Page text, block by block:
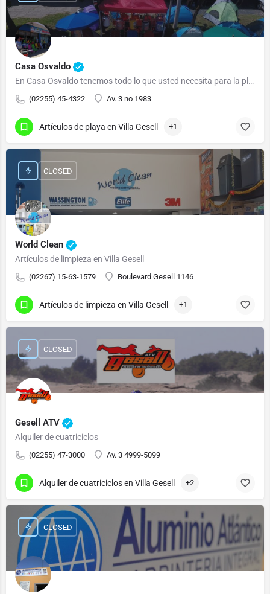
Casa Osvaldo
En Casa Osvaldo tenemos todo lo que usted necesita para la playa o para descansar.
(02255) 45-4322 Av. 3 no 1983
Artículos de playa en Villa Gesell +1
World Clean
Artículos de limpieza en Villa Gesell
(02267) 15-63-1579 Boulevard Gesell 1146
CLOSED
Artículos de limpieza en Villa Gesell +1
Gesell ATV
Alquiler de cuatriciclos
(02255) 47-3000 Av. 3 4999-5099
CLOSED
Alquiler de cuatriciclos en Villa Gesell +2
CLOSED